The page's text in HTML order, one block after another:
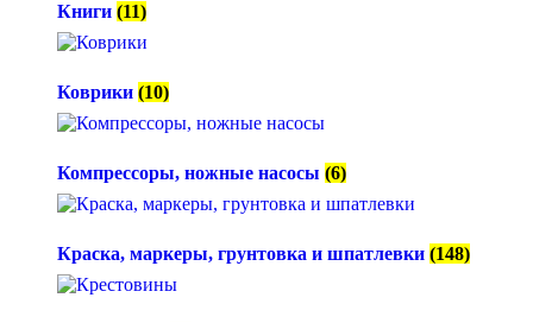
Книги (11)
Коврики (10)
Компрессоры, ножные насосы (6)
Краска, маркеры, грунтовка и шпатлевки (148)